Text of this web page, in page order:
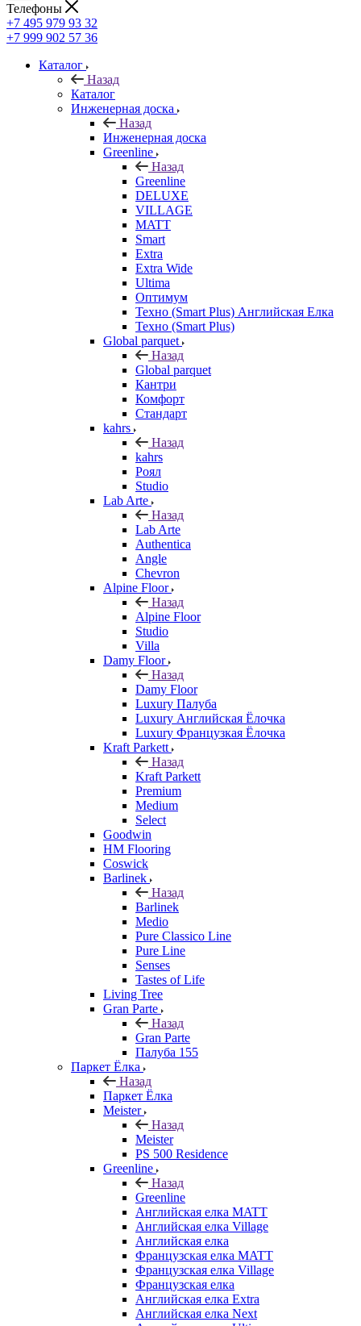
Телефоны
+7 495 979 93 32
+7 999 902 57 36
Каталог
Назад
Каталог
Инженерная доска
Назад
Инженерная доска
Greenline
Назад
Greenline
DELUXE
VILLAGE
MATT
Smart
Extra
Extra Wide
Ultima
Оптимум
Техно (Smart Plus) Английская Елка
Техно (Smart Plus)
Global parquet
Назад
Global parquet
Кантри
Комфорт
Стандарт
kahrs
Назад
kahrs
Роял
Studio
Lab Arte
Назад
Lab Arte
Authentica
Angle
Chevron
Alpine Floor
Назад
Alpine Floor
Studio
Villa
Damy Floor
Назад
Damy Floor
Luxury Палуба
Luxury Английская Ёлочка
Luxury Французкая Ёлочка
Kraft Parkett
Назад
Kraft Parkett
Premium
Medium
Select
Goodwin
HM Flooring
Coswick
Barlinek
Назад
Barlinek
Medio
Pure Classico Line
Pure Line
Senses
Tastes of Life
Living Tree
Gran Parte
Назад
Gran Parte
Палуба 155
Паркет Ёлка
Назад
Паркет Ёлка
Meister
Назад
Meister
PS 500 Residence
Greenline
Назад
Greenline
Английская елка MATT
Английская елка Village
Английская елка
Французская елка MATT
Французская елка Village
Французская елка
Английская елка Extra
Английская елка Next